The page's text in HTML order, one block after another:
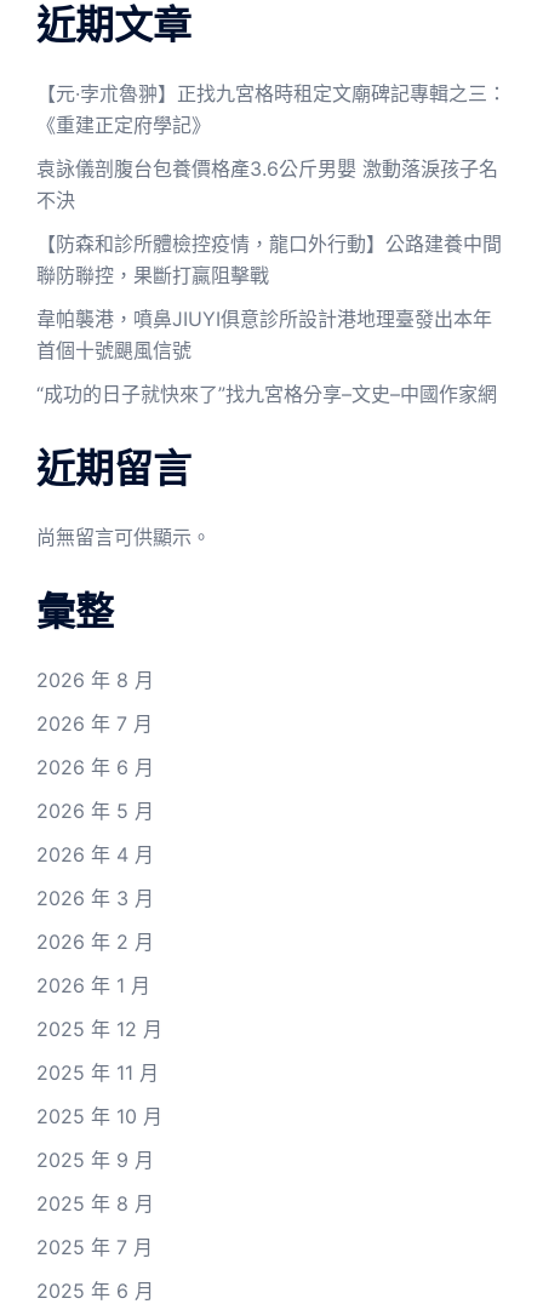
近期文章
【元·孛朮魯翀】正找九宮格時租定文廟碑記專輯之三：
《重建正定府學記》
袁詠儀剖腹台包養價格產3.6公斤男嬰 激動落淚孩子名
不決
【防森和診所體檢控疫情，龍口外行動】公路建養中間
聯防聯控，果斷打贏阻擊戰
韋帕襲港，噴鼻JIUYI俱意診所設計港地理臺發出本年
首個十號颶風信號
“成功的日子就快來了”找九宮格分享–文史–中國作家網
近期留言
尚無留言可供顯示。
彙整
2026 年 8 月
2026 年 7 月
2026 年 6 月
2026 年 5 月
2026 年 4 月
2026 年 3 月
2026 年 2 月
2026 年 1 月
2025 年 12 月
2025 年 11 月
2025 年 10 月
2025 年 9 月
2025 年 8 月
2025 年 7 月
2025 年 6 月